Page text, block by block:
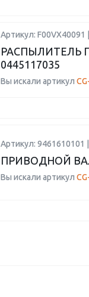
Артикул: F00VX40091 |
РАСПЫЛИТЕЛЬ
0445117035
Вы искали артикул
Артикул: 9461610101 |
ПРИВОДНОЙ
Вы искали артикул